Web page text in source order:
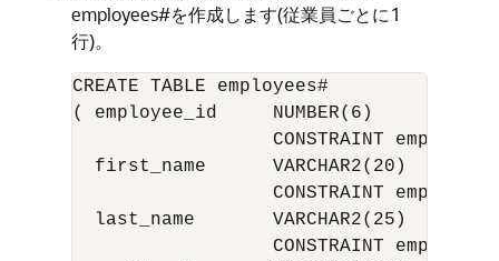
employees#を作成します(従業員ごとに1
行)。
CREATE TABLE employees#
( employee_id     NUMBER(6)
CONSTRAINT
  first_name      VARCHAR2(20)
CONSTRAINT
  last_name       VARCHAR2(25)
CONSTRAINT